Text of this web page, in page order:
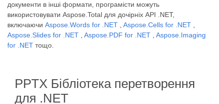
документи в інші формати, програмісти можуть
використовувати Aspose.Total для дочірніх API .NET,
включаючи Aspose.Words for .NET Aspose.Cells for .NET
Aspose.Slides for .NET
Aspose.PDF for .NET
Aspose.Imaging
for .NET тощо.
PPTX Бібліотека перетворення
для .NET